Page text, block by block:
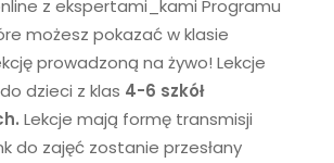
z ekspertami_kami Programu
możesz pokazać w klasie
prowadzoną na żywo! Lekcje
dzieci z klas 4-6 szkół
Lekcje mają formę transmisji
do zajęć zostanie przesłany